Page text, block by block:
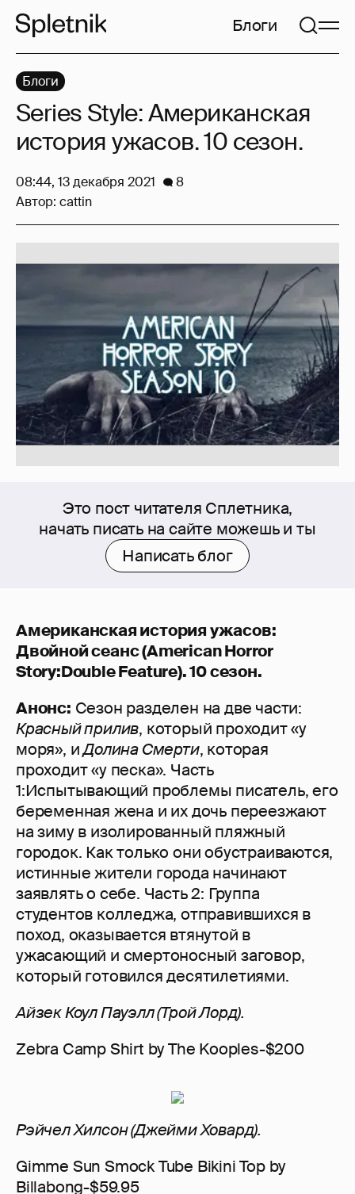
Блоги
Это пост читателя Сплетника,
начать писать на сайте можешь и ты
Написать блог
Американская история ужасов:
Двойной сеанс (American Horror
Story:Double Feature). 10 сезон.
Анонс: Сезон разделен на две части:
Красный прилив, который проходит «у
моря», иДолина Смерти, которая
проходит «у песка». Часть
1:Испытывающий проблемы писатель, его
беременная жена и их дочь переезжают
на зиму в изолированный пляжный
городок. Как только они обустраиваются,
истинные жители города начинают
заявлять о себе. Часть 2: Группа
студентов колледжа, отправившихся в
поход, оказывается втянутой в
ужасающий и смертоносный заговор,
который готовился десятилетиями.
Айзек Коул Пауэлл (Трой Лорд).
Zebra Camp Shirt by The Kooples-$200
Рэйчел Хилсон (Джейми Ховард).
Gimme Sun Smock Tube Bikini Top by
Billabong-$59.95
Блоги
Series Style: Американская
история ужасов. 10 сезон.
08:44, 13 декабря 2021
8
Автор: cattin